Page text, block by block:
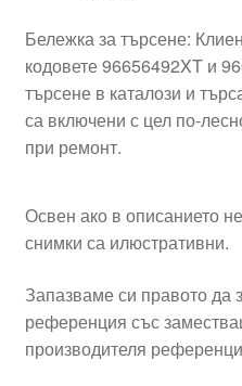
Бележка за търсене:
кодовете 96656492XT и
търсене в каталози и
са включени с цел по-
при ремонт.
Освен ако в описанието
снимки са илюстративни.
Запазваме си правото да
референция със
производителя